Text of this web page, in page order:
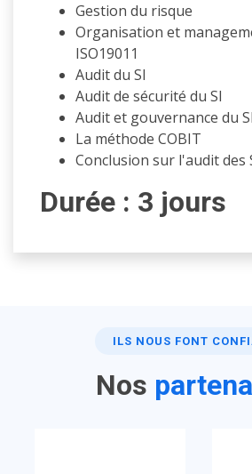
Gestion du risque
Organisation et
ISO19011
Audit du SI
Audit de sécurité du SI
Audit et gouvernance du SI
La méthode COBIT
Conclusion sur l'audit des
Durée : 3 jours
ILS NOUS FONT
Nos